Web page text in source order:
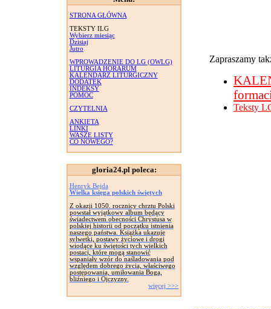
STRONA GŁÓWNA
TEKSTY ILG
Wybierz miesiąc
Dzisiaj
Jutro
WPROWADZENIE DO LG (OWLG)
LITURGIA HORARUM
KALENDARZ LITURGICZNY
DODATEK
INDEKSY
POMOC
CZYTELNIA
ANKIETA
LINKI
WASZE LISTY
CO NOWEGO?
gloria24.pl poleca:
Henryk Bejda
Wielka księga polskich świętych
Z okazji 1050. rocznicy chrztu Polski
powstał wyjątkowy album będący
świadectwem obecności Chrystusa w
polskiej historii od początku istnienia
naszego państwa. Książka ukazuje
sylwetki, postawy życiowe i drogi
wiodące ku świętości tych wielkich
postaci, które mogą stanowić
wspaniały wzór do naśladowania pod
względem dobrego życia, właściwego
postępowania, umiłowania Boga,
bliźniego i Ojczyzny.
więcej >>>
Zapraszamy
Teksty